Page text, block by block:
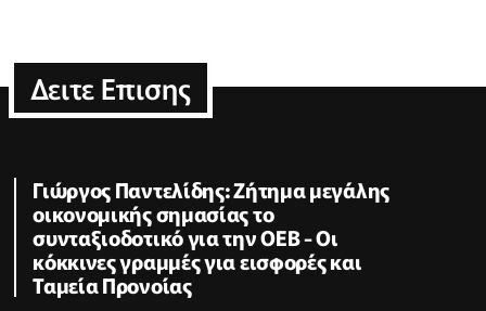
Δειτε Επισης
Γιώργος Παντελίδης: Ζήτημα μεγάλης
οικονομικής σημασίας το
συνταξιοδοτικό για την ΟΕΒ - Οι
κόκκινες γραμμές για εισφορές και
Ταμεία Προνοίας